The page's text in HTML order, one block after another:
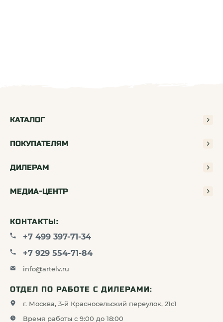
КАТАЛОГ
ПОКУПАТЕЛЯМ
ДИЛЕРАМ
МЕДИА-ЦЕНТР
КОНТАКТЫ:
+7 499 397-71-34
+7 929 554-71-84
info@artelv.ru
ОТДЕЛ ПО РАБОТЕ С ДИЛЕРАМИ:
г. Москва, 3-й Красносельский переулок, 21с1
Время работы с 9:00 до 18:00